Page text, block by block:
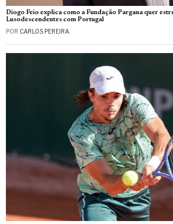
Diogo Feio explica como a Fundação Pargana quer
Lusodescendentes com Portugal
POR CARLOS PEREIRA